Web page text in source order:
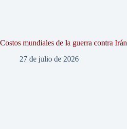
Costos mundiales de la guerra contra Irán
27 de julio de 2026